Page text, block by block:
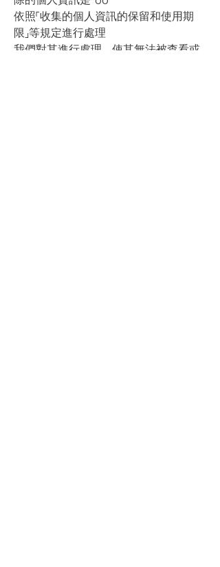
依照「收集的個人資訊的保留和使用期
限」等規定進行處理
我們對其進行處理，使其無法被查看或